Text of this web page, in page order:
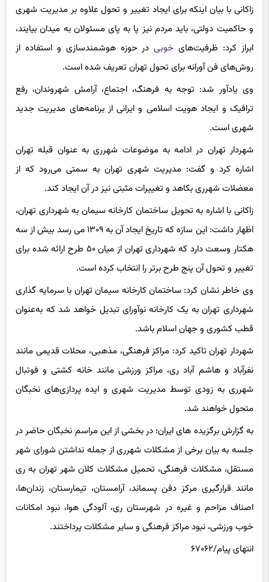
و حاکمیت دولتی، باید مردم نیز پا به پای مسئولان به میدان بیایند،
ابراز کرد: ظرفیت‌های خوبی در حوزه هوشمندسازی و استفاده از
روش‌های فن آورانه برای تحول تهران تعریف شده است.
وی یادآور شد: توجه به فرهنگ، اجتماع، آرامش شهروندان، رفع
ترافیک و ایجاد هویت اسلامی و ایرانی از برنامه‌های مدیریت جدید
شهری است.
شهردار تهران در ادامه به موضوعات شهرری به عنوان قبله تهران
اشاره کرد و گفت: مدیریت شهری تهران به سمتی می‌رود که از
معضلات شهرری بکاهد و تغییرات مثبتی نیز در آن ایجاد کند.
زاکانی با اشاره به تحویل ساختمان کارخانه سیمان به شهرداری تهران،
اظهار داشت: این سازه که تاریخ ایجاد آن به ۱۳۰۹ می رسد بیش از سه
هکتار وسعت دارد که شهرداری تهران از میان ۵۰ طرح ارائه شده برای
تغییر و تحول آن پنج طرح برتر را انتخاب کرده است.
وی خاطر نشان کرد: ساختمان کارخانه سیمان تهران با سرمایه گذاری
شهرداری تهران به یک کارخانه نوآورای تبدیل خواهد شد که به‌عنوان
قطب کشوری و جهان اسلام باشد.
شهردار تهران تاکید کرد: مراکز فرهنگی، مذهبی، محلات قدیمی مانند
نفرآباد و هاشم آباد ری، مراکز ورزشی مانند خانه کشتی و فوتبال
شهرری به زودی توسط مدیریت شهری و ایده پردازی‌های نخبگان
متحول خواهند شد.
به گزارش برگزیده های ایران؛ در بخشی از این مراسم نخبگان حاضر در
جلسه به بیان برخی از مشکلات شهرری از جمله نداشتن شورای شهر
مستقل، مشکلات فرهنگی، تحمیل مشکلات کلان شهر تهران به ری
مانند قرارگیری مرکز دفن پسماند، آرامستان، تیمارستان، زندان‌ها،
اصناف مزاحم و غیره در شهرستان ری، آلودگی هوا، نبود امکانات
خوب ورزشی، نبود مراکز فرهنگی و سایر مشکلات پرداختند.
انتهای پیام/۶۷۰۶۲